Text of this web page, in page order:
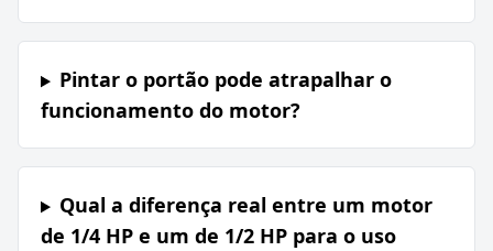
Pintar o portão pode atrapalhar o
funcionamento do motor?
Qual a diferença real entre um motor
de 1/4 HP e um de 1/2 HP para o uso